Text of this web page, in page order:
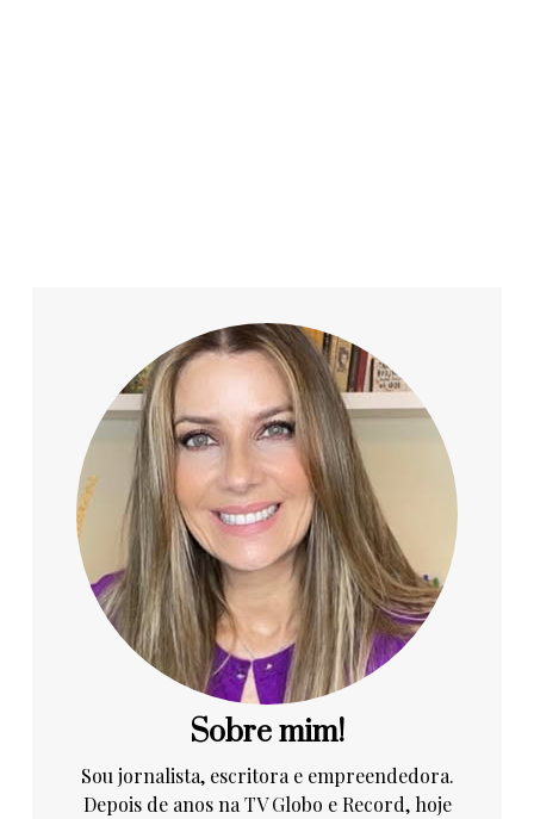
Sobre mim!
Sou jornalista, escritora e empreendedora.
Depois de anos na TV Globo e Record, hoje